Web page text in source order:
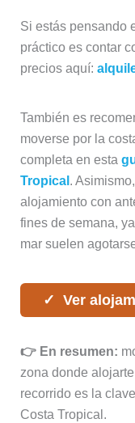
Si estás pensando
práctico es contar
precios aquí:
También es
moverse por la
completa en esta
Tropical .
alojamiento con
fines de semana,
mar suelen
Ver
👉 En resumen:
zona donde
recorrido es la
Costa Tropical.